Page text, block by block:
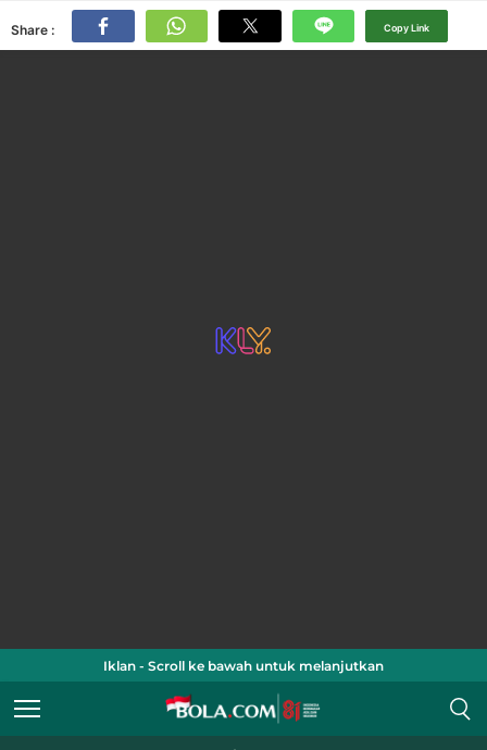
Share : Copy Link
Iklan - Scroll ke bawah untuk melanjutkan